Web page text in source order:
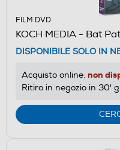
FILM DVD
KOCH MEDIA - Bat
DISPONIBILE SOLO IN
Acquisto online: non
Ritiro in negozio in 30'